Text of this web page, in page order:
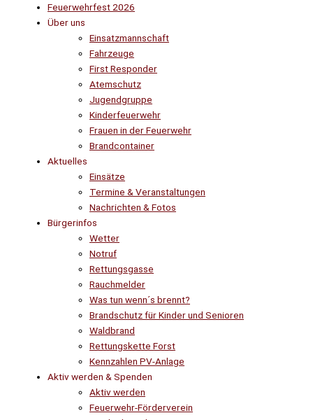
Feuerwehrfest 2026
Über uns
Einsatzmannschaft
Fahrzeuge
First Responder
Atemschutz
Jugendgruppe
Kinderfeuerwehr
Frauen in der Feuerwehr
Brandcontainer
Aktuelles
Einsätze
Termine & Veranstaltungen
Nachrichten & Fotos
Bürgerinfos
Wetter
Notruf
Rettungsgasse
Rauchmelder
Was tun wenn´s brennt?
Brandschutz für Kinder und Senioren
Waldbrand
Rettungskette Forst
Kennzahlen PV-Anlage
Aktiv werden & Spenden
Aktiv werden
Feuerwehr-Förderverein